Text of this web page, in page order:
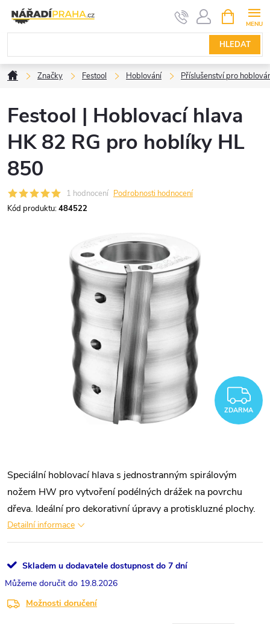
obsah
HLEDAT
NÁKUPNÍ
KOŠÍK
DomůZnačky Festool Hoblování Příslušenství pro
Festool | Hoblovací hlava
HK 82 RG pro hoblíky HL
850
1 hodnocení Podrobnosti hodnocení
Kód produktu:484522
ZDARMA
Speciální hoblovací hlava s jednostranným spirálovým
nožem HW pro vytvoření podélných drážek na povrchu
dřeva. Ideální pro dekorativní úpravy a protiskluzné plochy.
Detailní informace
Skladem u dodavatele dostupnost do 7 dní
19.8.2026
Možnosti doručení